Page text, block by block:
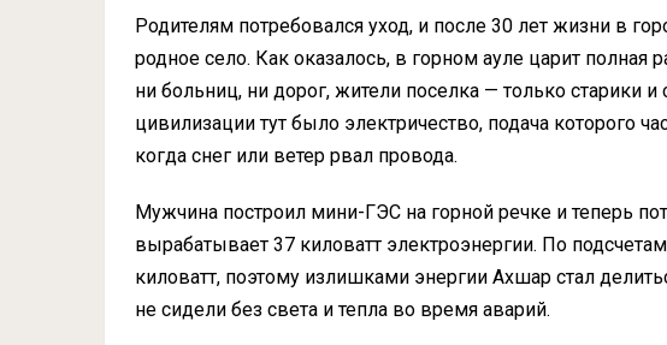
Родителям потребовался уход, и после 30 лет жизни в
родное село. Как оказалось, в горном ауле царит полная
ни больниц, ни дорог, жители поселка — только старики
цивилизации тут было электричество, подача которого
когда снег или ветер рвал провода.
Мужчина построил мини-ГЭС на горной речке и теперь
вырабатывает 37 киловатт электроэнергии. По
киловатт, поэтому излишками энергии Ахшар стал
не сидели без света и тепла во время аварий.